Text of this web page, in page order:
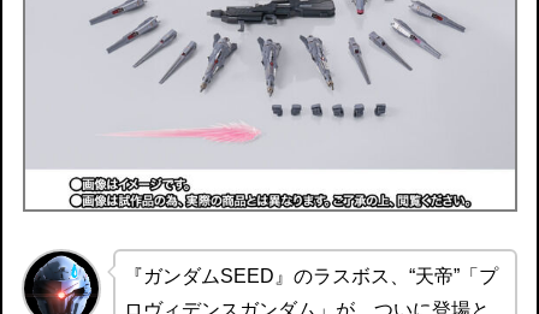
『ガンダムSEED』のラスボス、“天帝”「プ